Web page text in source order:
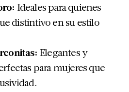
Ideales para quienes
distintivo en su estilo
Elegantes y
para mujeres que